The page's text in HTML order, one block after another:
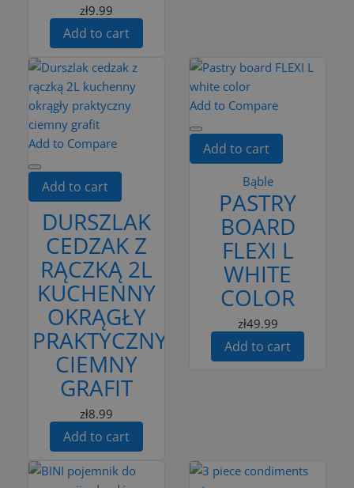
zł9.99
Add to cart
Add to Compare
Add to cart
DURSZLAK
CEDZAK Z
RĄCZKĄ 2L
KUCHENNY
OKRĄGŁY
PRAKTYCZNY
CIEMNY
GRAFIT
zł8.99
Add to cart
Add to Compare
Add to cart
Bąble
PASTRY
BOARD
FLEXI L
WHITE
COLOR
zł49.99
Add to cart